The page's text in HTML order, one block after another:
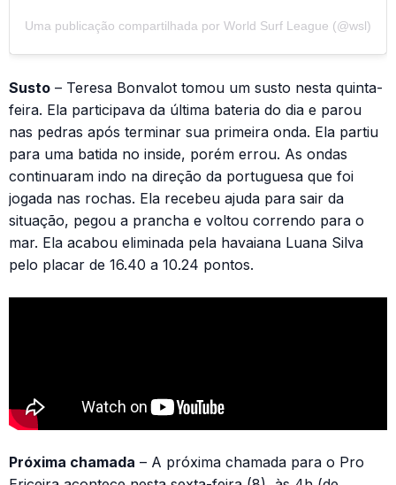
Uma publicação compartilhada por World Surf League (@wsl)
Susto – Teresa Bonvalot tomou um susto nesta quinta-
feira. Ela participava da última bateria do dia e parou
nas pedras após terminar sua primeira onda. Ela partiu
para uma batida no inside, porém errou. As ondas
continuaram indo na direção da portuguesa que foi
jogada nas rochas. Ela recebeu ajuda para sair da
situação, pegou a prancha e voltou correndo para o
mar. Ela acabou eliminada pela havaiana Luana Silva
pelo placar de 16.40 a 10.24 pontos.
Próxima chamada – A próxima chamada para o Pro